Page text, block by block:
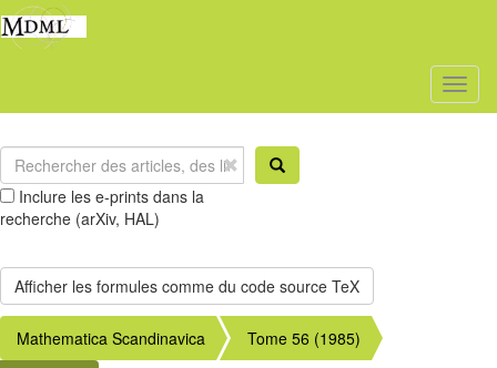
Inclure les e-prints dans la
recherche (arXiv, HAL)
Mathematica Scandinavica
Tome 56 (1985)